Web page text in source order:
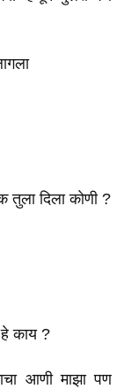
दिला कोणी ?
काय ?
आणी माझा पण